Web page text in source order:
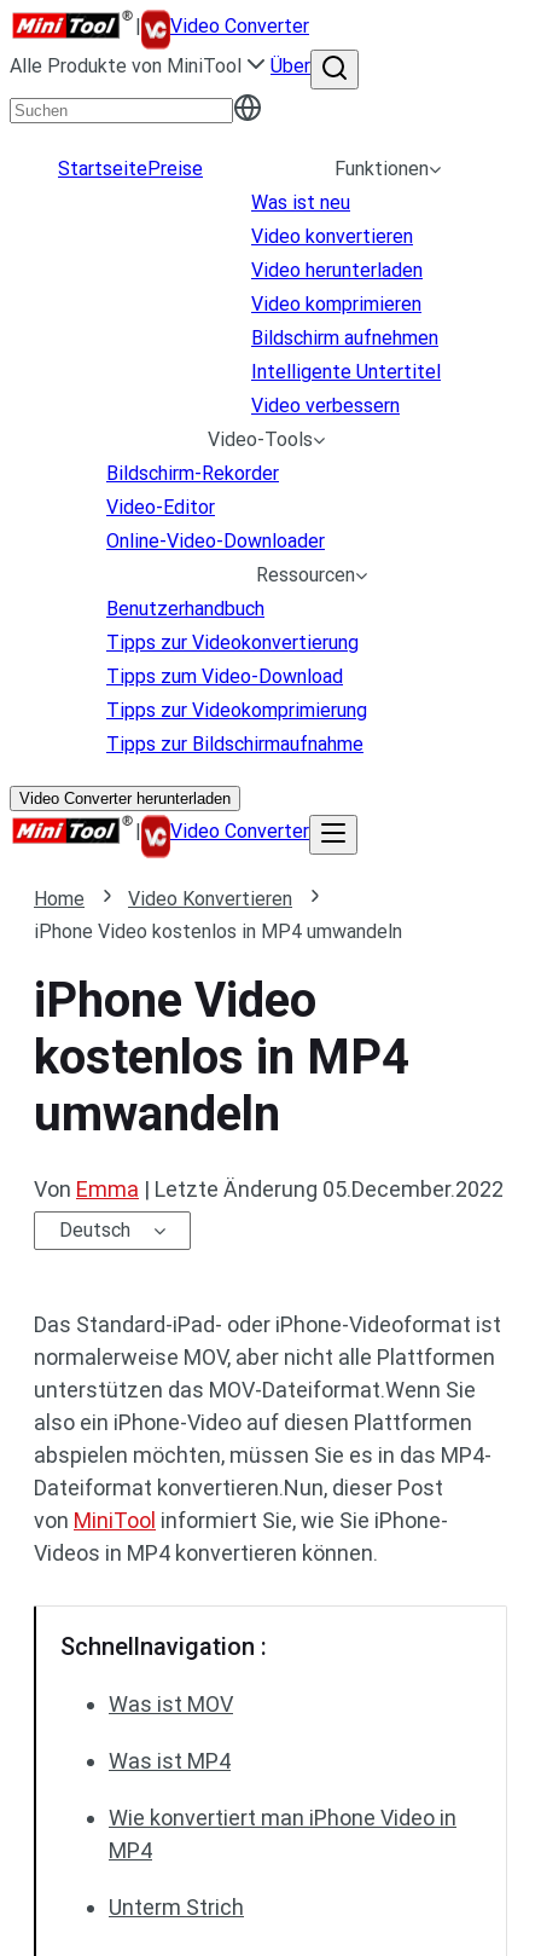
|
Video Converter
Alle Produkte von MiniTool
Über
StartseitePreise
Funktionen
Was ist neu
Video konvertieren
Video herunterladen
Video komprimieren
Bildschirm aufnehmen
Intelligente Untertitel
Video verbessern
Video-Tools
Bildschirm-Rekorder
Video-Editor
Online-Video-Downloader
Ressourcen
Benutzerhandbuch
Tipps zur Videokonvertierung
Tipps zum Video-Download
Tipps zur Videokomprimierung
Tipps zur Bildschirmaufnahme
Video Converter herunterladen
| Video Converter
Home
Video Konvertieren
iPhone Video kostenlos in MP4 umwandeln
iPhone Video
kostenlos in MP4
umwandeln
Von Emma | Letzte Änderung 05.December.2022
Deutsch
Das Standard-iPad- oder iPhone-Videoformat ist
normalerweise MOV, aber nicht alle Plattformen
unterstützen das MOV-Dateiformat.Wenn Sie
also ein iPhone-Video auf diesen Plattformen
abspielen möchten, müssen Sie es in das MP4-
Dateiformat konvertieren.Nun, dieser Post
von MiniTool informiert Sie, wie Sie iPhone-
Videos in MP4 konvertieren können.
Schnellnavigation :
Was ist MOV
Was ist MP4
Wie konvertiert man iPhone Video in
MP4
Unterm Strich